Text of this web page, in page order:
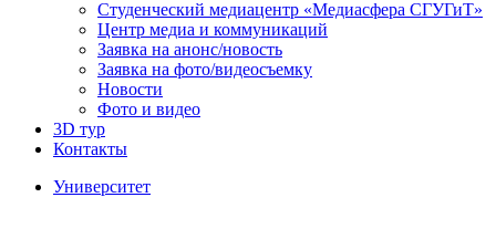
Студенческий медиацентр «Медиасфера СГУГиТ»
Центр медиа и коммуникаций
Заявка на анонс/новость
Заявка на фото/видеосъемку
Новости
Фото и видео
3D тур
Контакты
Университет